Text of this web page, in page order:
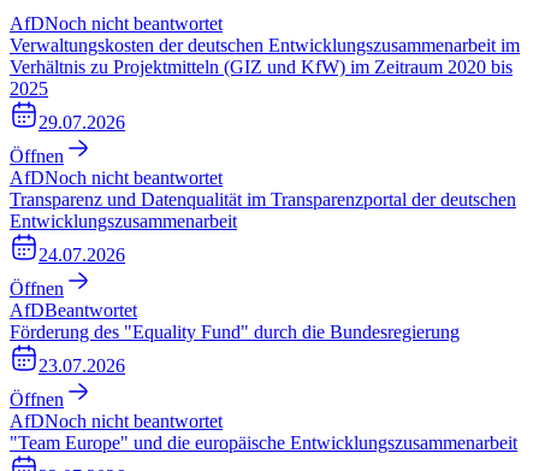
AfDNoch nicht beantwortet
Verwaltungskosten der deutschen Entwicklungszusammenarbeit im
Verhältnis zu Projektmitteln (GIZ und KfW) im Zeitraum 2020 bis
2025
29.07.2026
Öffnen
AfDNoch nicht beantwortet
Transparenz und Datenqualität im Transparenzportal der deutschen
Entwicklungszusammenarbeit
24.07.2026
Öffnen
AfDBeantwortet
Förderung des "Equality Fund" durch die Bundesregierung
23.07.2026
Öffnen
AfDNoch nicht beantwortet
"Team Europe" und die europäische Entwicklungszusammenarbeit